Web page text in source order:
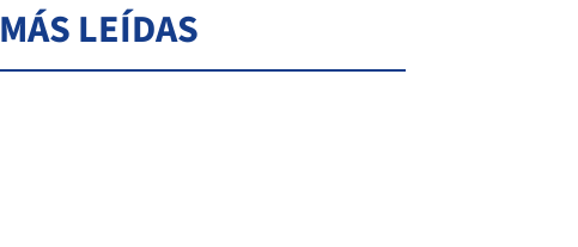
MÁS LEÍDAS